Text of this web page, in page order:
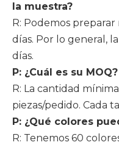
la muestra?
R: Podemos
días. Por lo general,
días.
P: ¿Cuál es su MOQ?
R: La cantidad
piezas/pedido. Cada
P: ¿Qué colores
R: Tenemos 60